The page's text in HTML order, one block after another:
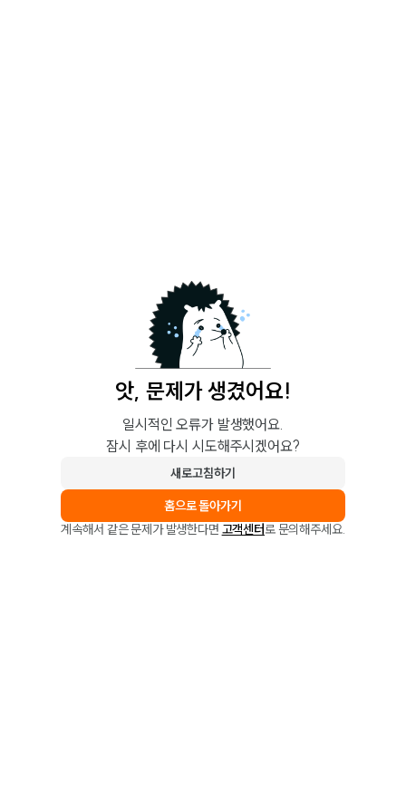
앗, 문제가 생겼어요!
일시적인 오류가 발생했어요.
잠시 후에 다시 시도해주시겠어요?
새로고침하기
홈으로 돌아가기
계속해서 같은 문제가 발생한다면 고객센터로 문의해주세요.